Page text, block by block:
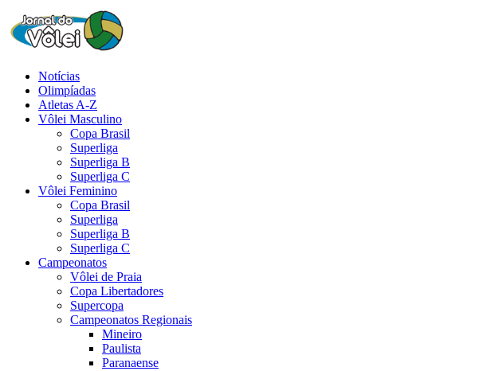
Notícias
Olimpíadas
Atletas A-Z
Vôlei Masculino
Copa Brasil
Superliga
Superliga B
Superliga C
Vôlei Feminino
Copa Brasil
Superliga
Superliga B
Superliga C
Campeonatos
Vôlei de Praia
Copa Libertadores
Supercopa
Campeonatos Regionais
Mineiro
Paulista
Paranaense